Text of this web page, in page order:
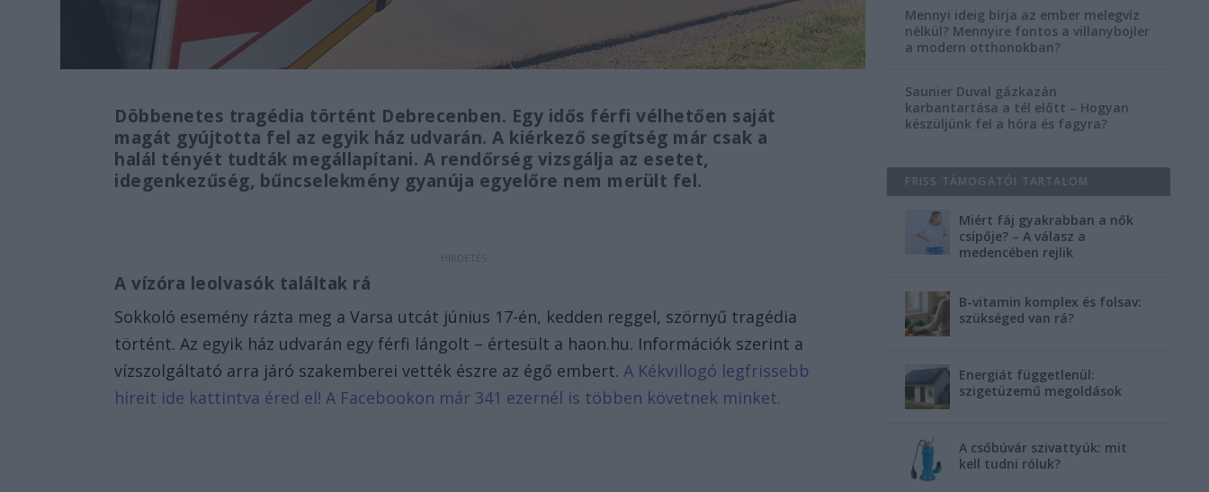
Döbbenetes tragédia történt Debrecenben. Egy idős férfi vélhetően saját
magát gyújtotta fel az egyik ház udvarán. A kiérkező segítség már csak a
halál tényét tudták megállapítani. A rendőrség vizsgálja az esetet,
idegenkezűség, bűncselekmény gyanúja egyelőre nem merült fel.
A vízóra leolvasók találtak rá
Sokkoló esemény rázta meg a Varsa utcát június 17-én, kedden reggel, szörnyű tragédia
történt. Az egyik ház udvarán egy férfi lángolt – értesült a haon.hu. Információk szerint a
vízszolgáltató arra járó szakemberei vették észre az égő embert.A Kékvillogó legfrissebb
híreit ide kattintva éred el! A Facebookon már 341 ezernél is többen követnek minket.
Mennyi ideig bírja az ember melegvíz
nélkül? Mennyire fontos a villanybojler
a modern otthonokban?
Saunier Duval gázkazán
karbantartása a tél előtt – Hogyan
készüljünk fel a hóra és fagyra?
FRISS TÁMOGATÓI TARTALOM
Miért fáj gyakrabban a nők
csípője? – A válasz a
medencében rejlik
B-vitamin komplex és folsav:
szükséged van rá?
Energiát függetlenül:
szigetüzemű megoldások
A csőbúvár szivattyúk: mit
kell tudni róluk?